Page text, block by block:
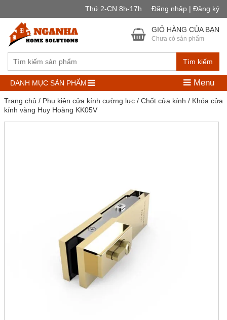
Thứ 2-CN 8h-17h Đăng nhập | Đăng ký
Tìm kiếm
GIỎ HÀNG CỦA BẠN
Chưa có sản phẩm
DANH MỤC SẢN PHẨM Menu
Trang chủ / Phụ kiện cửa kính cường lực/ Chốt cửa kính / Khóa cửa
kính vàng Huy Hoàng KK05V